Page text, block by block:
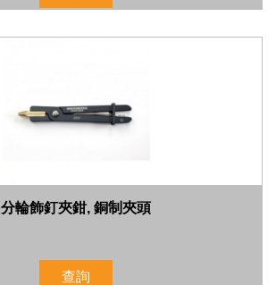
分輪飾釘夾鉗, 銅制夾頭
查詢